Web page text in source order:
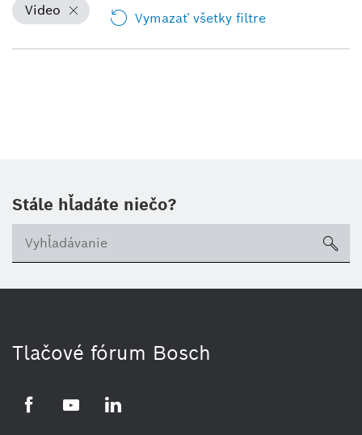
Video Vymazať všetky filtre
Stále hľadáte niečo?
Tlačové fórum Bosch